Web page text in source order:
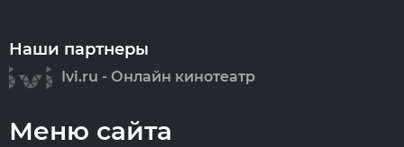
Наши партнеры
Ivi.ru - Онлайн кинотеатр
Меню сайта